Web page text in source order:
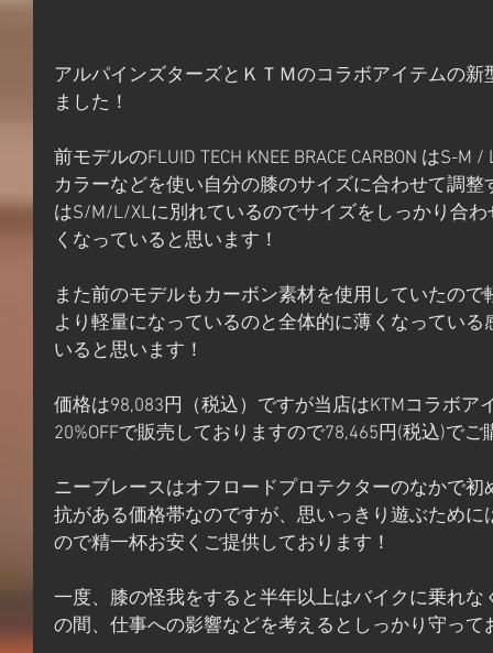
アルパインズターズとＫＴＭのコラボアイテムの
ました！
前モデルのFLUID TECH KNEE BRACE CARBON はS-
カラーなどを使い自分の膝のサイズに合わせて調
はS/M/L/XLに別れているのでサイズをしっかり合
くなっていると思います！
また前のモデルもカーボン素材を使用していたの
より軽量になっているのと全体的に薄くなってい
いると思います！
価格は98,083円（税込）ですが当店はKTMコラボア
20%OFFで販売しておりますので78,465円(税込)で
ニーブレースはオフロードプロテクターのなかで
抗がある価格帯なのですが、思いっきり遊ぶため
ので精一杯お安くご提供しております！
一度、膝の怪我をすると半年以上はバイクに乗れ
の間、仕事への影響などを考えるとしっかり守って